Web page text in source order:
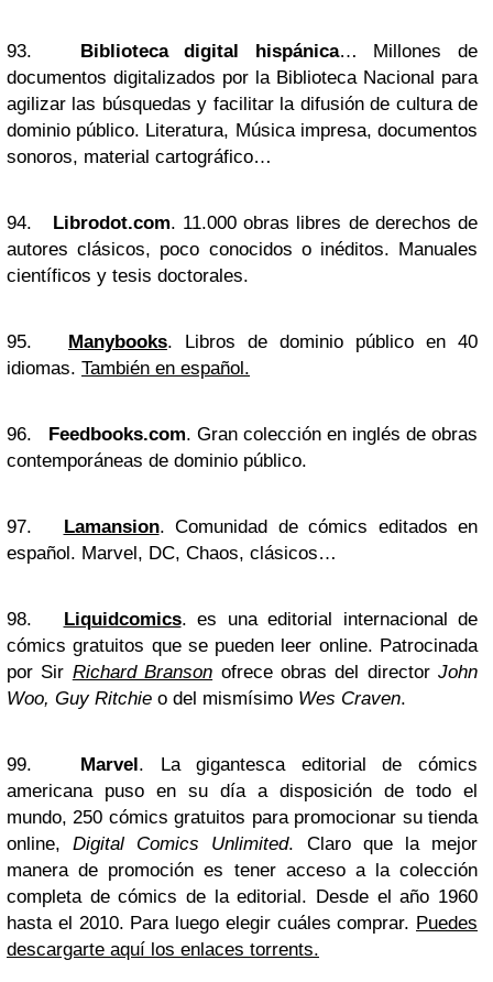
93. Biblioteca digital hispánica… Millones de
documentos digitalizados por la Biblioteca Nacional para
agilizar las búsquedas y facilitar la difusión de cultura de
dominio público. Literatura, Música impresa, documentos
sonoros, material cartográfico…
94. Librodot.com. 11.000 obras libres de derechos de
autores clásicos, poco conocidos o inéditos. Manuales
científicos y tesis doctorales.
95. Manybooks. Libros de dominio público en 40
idiomas. También en español.
96. Feedbooks.com. Gran colección en inglés de obras
contemporáneas de dominio público.
97. Lamansion. Comunidad de cómics editados en
español. Marvel, DC, Chaos, clásicos…
98. Liquidcomics. es una editorial internacional de
cómics gratuitos que se pueden leer online. Patrocinada
por Sir Richard Branson ofrece obras del directorJohn
Woo, Guy Ritchie o del mismísimo Wes Craven.
99. Marvel. La gigantesca editorial de cómics
americana puso en su día a disposición de todo el
mundo, 250 cómics gratuitos para promocionar su tienda
online,Digital Comics Unlimited. Claro que la mejor
manera de promoción es tener acceso a la colección
completa de cómics de la editorial. Desde el año 1960
hasta el 2010. Para luego elegir cuáles comprar. Puedes
descargarte aquí los enlaces torrents.